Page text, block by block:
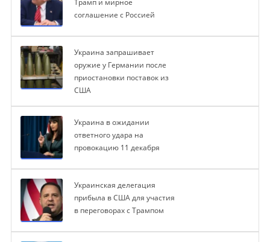
Трамп и мирное
соглашение с Россией
Украина запрашивает
оружие у Германии после
приостановки поставок из
США
Украина в ожидании
ответного удара на
провокацию 11 декабря
Украинская делегация
прибыла в США для участия
в переговорах с Трампом